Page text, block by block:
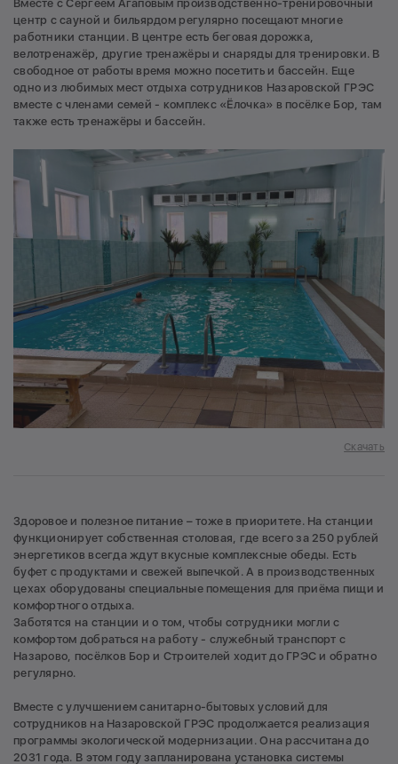
Вместе с Сергеем Агаповым производственно-тренировочный
центр с сауной и бильярдом регулярно посещают многие
работники станции. В центре есть беговая дорожка,
велотренажёр, другие тренажёры и снаряды для тренировки. В
свободное от работы время можно посетить и бассейн. Еще
одно из любимых мест отдыха сотрудников Назаровской ГРЭС
вместе с членами семей - комплекс «Ёлочка» в посёлке Бор, там
также есть тренажёры и бассейн.
Скачать
Здоровое и полезное питание – тоже в приоритете. На станции
функционирует собственная столовая, где всего за 250 рублей
энергетиков всегда ждут вкусные комплексные обеды. Есть
буфет с продуктами и свежей выпечкой. А в производственных
цехах оборудованы специальные помещения для приёма пищи и
комфортного отдыха.
Заботятся на станции и о том, чтобы сотрудники могли с
комфортом добраться на работу - служебный транспорт с
Назарово, посёлков Бор и Строителей ходит до ГРЭС и обратно
регулярно.
Вместе с улучшением санитарно-бытовых условий для
сотрудников на Назаровской ГРЭС продолжается реализация
программы экологической модернизации. Она рассчитана до
2031 года. В этом году запланирована установка системы